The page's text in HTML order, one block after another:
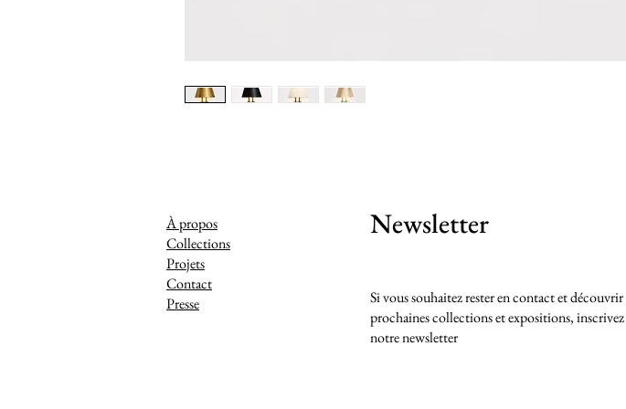
À propos
Collections
Projets
Contact
Presse
Newsletter
Si vous souhaitez rester en contact et
prochaines collections et expositions, inscrivez
notre newsletter